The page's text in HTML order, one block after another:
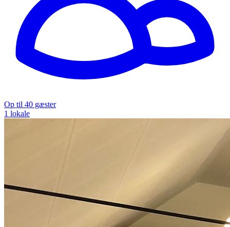
Op til 40 gæster
1 lokale